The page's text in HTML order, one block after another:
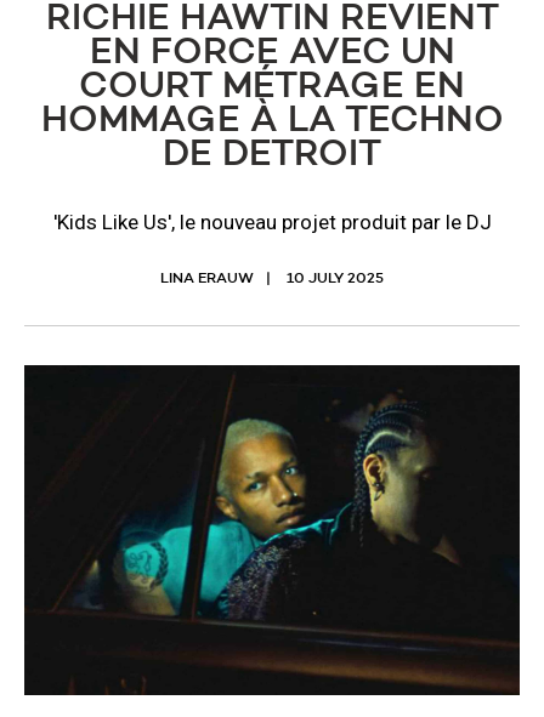
RICHIE HAWTIN REVIENT
EN FORCE AVEC UN
COURT MÉTRAGE EN
HOMMAGE À LA TECHNO
DE DETROIT
'Kids Like Us', le nouveau projet produit par le DJ
LINA ERAUW 10 JULY 2025